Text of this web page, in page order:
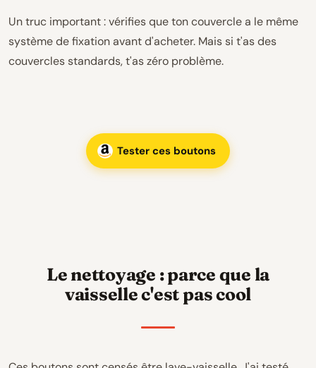
Un truc important : vérifies que ton couvercle a le même
système de fixation avant d'acheter. Mais si t'as des
couvercles standards, t'as zéro problème.
Tester ces boutons
Le nettoyage : parce que la
vaisselle c'est pas cool